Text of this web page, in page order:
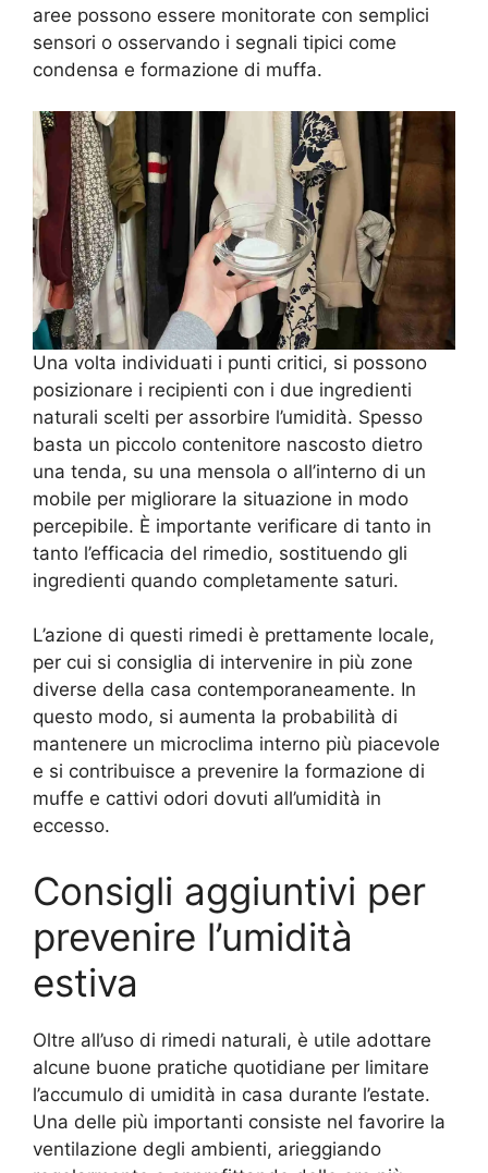
aree possono essere monitorate con semplici
sensori o osservando i segnali tipici come
condensa e formazione di muffa.
Una volta individuati i punti critici, si possono
posizionare i recipienti con i due ingredienti
naturali scelti per assorbire l’umidità. Spesso
basta un piccolo contenitore nascosto dietro
una tenda, su una mensola o all’interno di un
mobile per migliorare la situazione in modo
percepibile. È importante verificare di tanto in
tanto l’efficacia del rimedio, sostituendo gli
ingredienti quando completamente saturi.
L’azione di questi rimedi è prettamente locale,
per cui si consiglia di intervenire in più zone
diverse della casa contemporaneamente. In
questo modo, si aumenta la probabilità di
mantenere un microclima interno più piacevole
e si contribuisce a prevenire la formazione di
muffe e cattivi odori dovuti all’umidità in
eccesso.
Consigli aggiuntivi per
prevenire l’umidità
estiva
Oltre all’uso di rimedi naturali, è utile adottare
alcune buone pratiche quotidiane per limitare
l’accumulo di umidità in casa durante l’estate.
Una delle più importanti consiste nel favorire la
ventilazione degli ambienti, arieggiando